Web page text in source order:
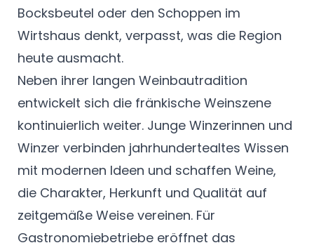
Bocksbeutel oder den Schoppen im
Wirtshaus denkt, verpasst, was die Region
heute ausmacht.
Neben ihrer langen Weinbautradition
entwickelt sich die fränkische Weinszene
kontinuierlich weiter. Junge Winzerinnen und
Winzer verbinden jahrhundertealtes Wissen
mit modernen Ideen und schaffen Weine,
die Charakter, Herkunft und Qualität auf
zeitgemäße Weise vereinen. Für
Gastronomiebetriebe eröffnet das